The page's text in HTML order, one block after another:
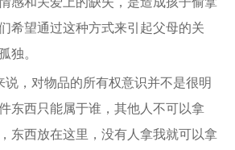
希望通过这种方式来引起父母的关
独。
说，对物品的所有权意识并不是很明
东西只能属于谁，其他人不可以拿
东西放在这里，没有人拿我就可以拿